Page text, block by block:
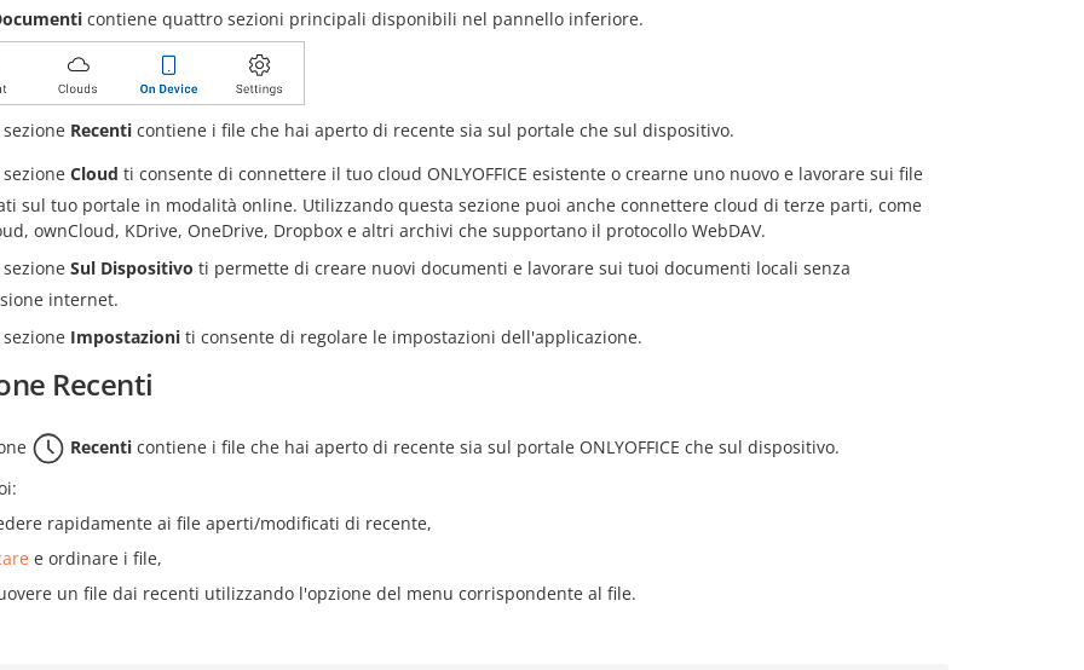
contiene quattro sezioni principali disponibili nel pannello inferiore.
sezione Recenti contiene i file che hai aperto di recente sia sul portale che sul dispositivo.
sezione Cloud ti consente di connettere il tuo cloud ONLYOFFICE esistente o crearne uno nuovo e lavorare sui file
sul tuo portale in modalità online. Utilizzando questa sezione puoi anche connettere cloud di terze parti, come
ownCloud, KDrive, OneDrive, Dropbox e altri archivi che supportano il protocollo WebDAV.
sezione Sul Dispositivo ti permette di creare nuovi documenti e lavorare sui tuoi documenti locali senza
internet.
sezione Impostazioni ti consente di regolare le impostazioni dell'applicazione.
Recenti
Recenti contiene i file che hai aperto di recente sia sul portale ONLYOFFICE che sul dispositivo.
rapidamente ai file aperti/modificati di recente,
e ordinare i file,
un file dai recenti utilizzando l'opzione del menu corrispondente al file.